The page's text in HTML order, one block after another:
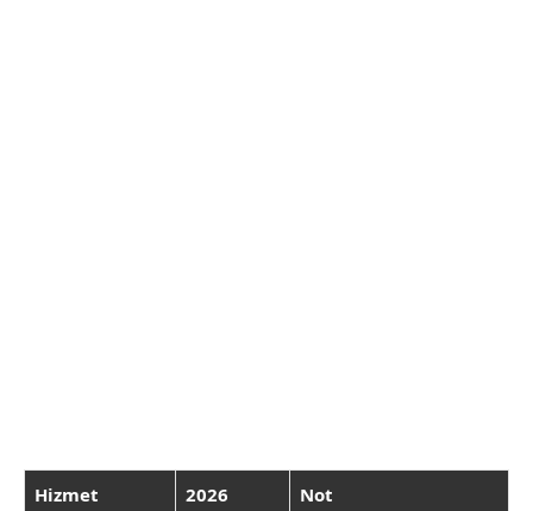
Hizmet
2026
Not